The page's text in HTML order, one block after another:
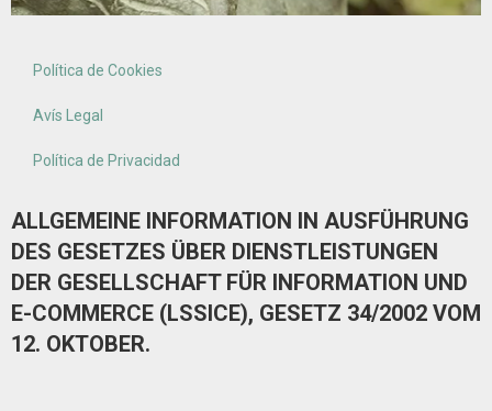
Política de Cookies
Avís Legal
Política de Privacidad
ALLGEMEINE INFORMATION IN AUSFÜHRUNG
DES GESETZES ÜBER DIENSTLEISTUNGEN
DER GESELLSCHAFT FÜR INFORMATION UND
E-COMMERCE (LSSICE), GESETZ 34/2002 VOM
12. OKTOBER.